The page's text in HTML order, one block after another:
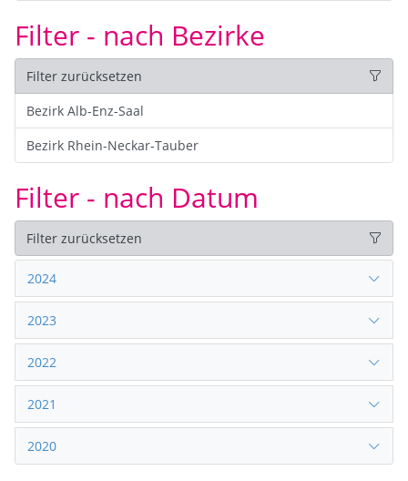
Filter - nach Bezirke
Filter zurücksetzen
Bezirk Alb-Enz-Saal
Bezirk Rhein-Neckar-Tauber
Filter - nach Datum
Filter zurücksetzen
2024
2023
2022
2021
2020